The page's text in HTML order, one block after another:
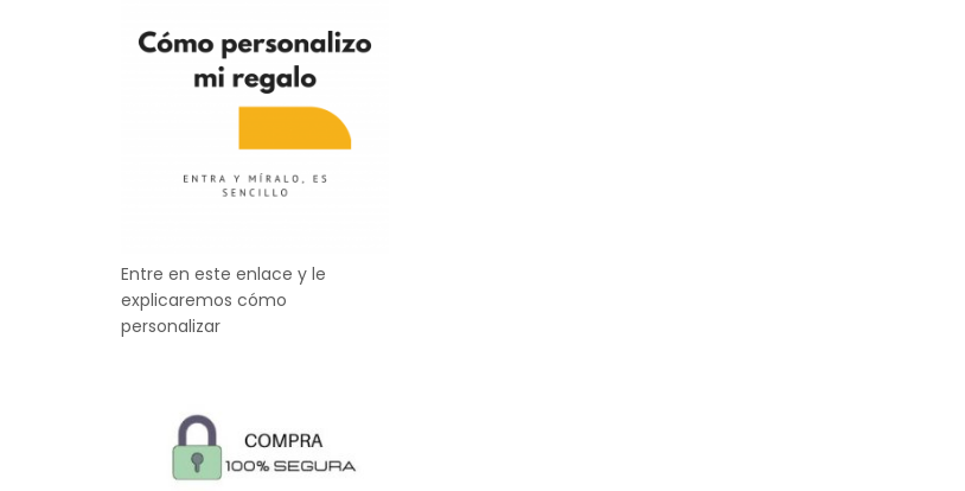
Entre en este enlace y le
explicaremos cómo
personalizar